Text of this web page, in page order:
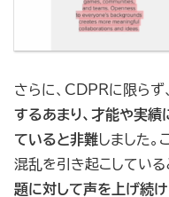
さらに、CDPRに限らず、
するあまり、才能や実
ていると非難しました
混乱を引き起こしている
題に対して声を上げ続